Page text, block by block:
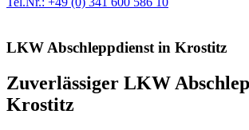
LKW Abschleppdienst in Krostitz
Zuverlässiger LKW
Krostitz